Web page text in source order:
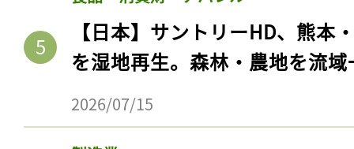
【日本】サントリーHD、熊本
を湿地再生。森林・農地を流
2026/07/15